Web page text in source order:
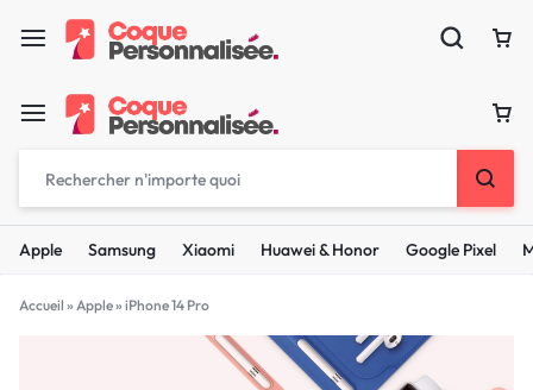
Apple Samsung Xiaomi Huawei & Honor Google Pixel
Accueil » Apple» iPhone 14 Pro